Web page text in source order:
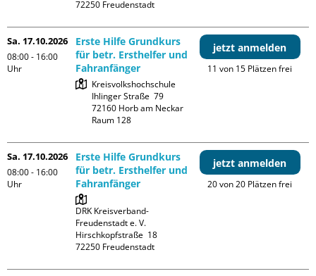
Sa. 17.10.2026
08:00 - 16:00
Uhr
Erste Hilfe Grundkurs
für betr. Ersthelfer und
Fahranfänger
Kreisvolkshochschule
Ihlinger Straße  79
72160 Horb am Neckar
Raum 128
jetzt anmelden
11 von 15 Plätzen frei
Sa. 17.10.2026
08:00 - 16:00
Uhr
Erste Hilfe Grundkurs
für betr. Ersthelfer und
Fahranfänger
DRK Kreisverband-
Freudenstadt e. V.
Hirschkopfstraße  18
jetzt anmelden
20 von 20 Plätzen frei